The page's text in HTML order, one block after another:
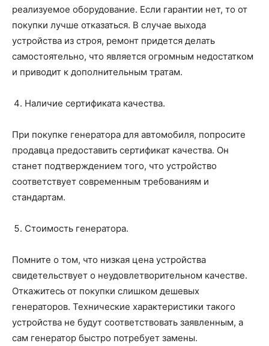
реализуемое оборудование. Если гарантии нет, то от
покупки лучше отказаться. В случае выхода
устройства из строя, ремонт придется делать
самостоятельно, что является огромным недостатком
и приводит к дополнительным тратам.
Наличие сертификата качества.
При покупке генератора для автомобиля, попросите
продавца предоставить сертификат качества. Он
станет подтверждением того, что устройство
соответствует современным требованиям и
стандартам.
Стоимость генератора.
Помните о том, что низкая цена устройства
свидетельствует о неудовлетворительном качестве.
Откажитесь от покупки слишком дешевых
генераторов. Технические характеристики такого
устройства не будут соответствовать заявленным, а
сам генератор быстро потребует замены.